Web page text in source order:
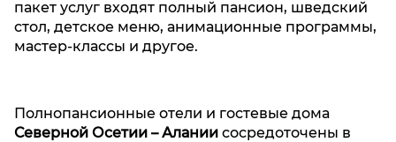
пакет услуг входят полный пансион, шведский
стол, детское меню, анимационные программы,
мастер-классы и другое.
Полнопансионные отели и гостевые дома
Северной Осетии – Алании сосредоточены в